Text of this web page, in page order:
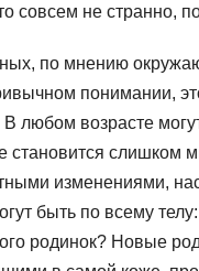
совсем не странно,
по мнению
понимании,
любом возрасте
становится
изменениями,
быть по всему
родинок? Новые